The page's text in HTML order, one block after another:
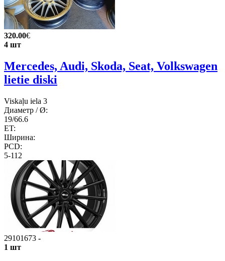
320.00€
4 шт
Mercedes, Audi, Skoda, Seat, Volkswagen
lietie diski
Viskaļu iela 3
Диаметр / Ø:
19/66.6
ET:
Ширина:
PCD:
5-112
29101673 -
1 шт